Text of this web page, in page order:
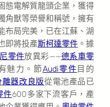
態電解質龍頭企業，獲得
角獸等榮譽和稱號，擁有
布局完美，已在江蘇、湖
即將投產斯柯達零件 。據
零件放異彩——德系車零
魅力。節Audi零件 目的
離器改良版從電池產品已
件600多家下流客戶，產